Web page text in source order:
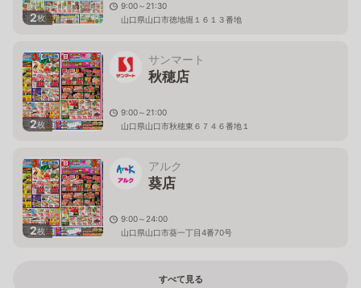
2枚
9:00～21:30
山口県山口市徳地堀１６１３番地
2枚
サンマート
秋穂店
9:00～21:00
山口県山口市秋穂東６７４６番地１
2枚
アルク
葵店
9:00～24:00
山口県山口市葵一丁目4番70号
すべて見る